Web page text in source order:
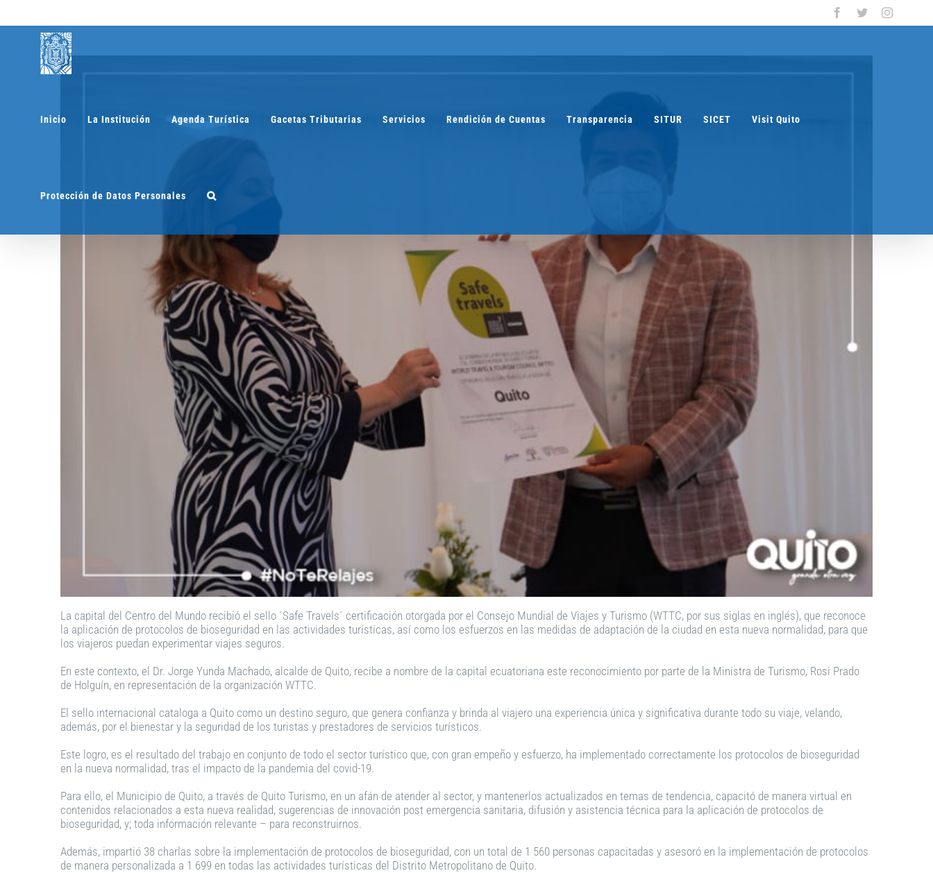
contenido
Facebook
Twitter
Inicio La Institución Agenda Turística Gacetas Tributarias Servicios Rendición de Cuentas Transparencia SITUR SICET Visit Quito
Protección de Datos Personales
La capital del Centro del Mundo recibió el sello ´Safe Travels´ certificación otorgada por el Consejo Mundial de Viajes y Turismo (WTTC, por sus siglas en inglés), que reconoce
la aplicación de protocolos de bioseguridad en las actividades turísticas, así como los esfuerzos en las medidas de adaptación de la ciudad en esta nueva normalidad, para que
los viajeros puedan experimentar viajes seguros.
En este contexto, el Dr. Jorge Yunda Machado, alcalde de Quito, recibe a nombre de la capital ecuatoriana este reconocimiento por parte de la Ministra de Turismo, Rosi Prado
de Holguín, en representación de la organización WTTC.
El sello internacional cataloga a Quito como un destino seguro, que genera confianza y brinda al viajero una experiencia única y significativa durante todo su viaje, velando,
además, por el bienestar y la seguridad de los turistas y prestadores de servicios turísticos.
Este logro, es el resultado del trabajo en conjunto de todo el sector turístico que, con gran empeño y esfuerzo, ha implementado correctamente los protocolos de bioseguridad
en la nueva normalidad, tras el impacto de la pandemia del covid-19.
Para ello, el Municipio de Quito, a través de Quito Turismo, en un afán de atender al sector, y mantenerlos actualizados en temas de tendencia, capacitó de manera virtual en
contenidos relacionados a esta nueva realidad, sugerencias de innovación post emergencia sanitaria, difusión y asistencia técnica para la aplicación de protocolos de
bioseguridad, y; toda información relevante – para reconstruirnos.
Además, impartió 38 charlas sobre la implementación de protocolos de bioseguridad, con un total de 1 560 personas capacitadas y asesoró en la implementación de protocolos
de manera personalizada a 1 699 en todas las actividades turísticas del Distrito Metropolitano de Quito.